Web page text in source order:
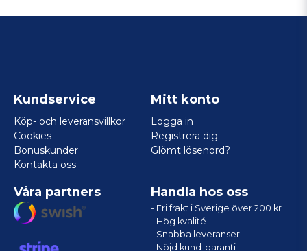
Kundservice
Köp- och leveransvillkor
Cookies
Bonuskunder
Kontakta oss
Mitt konto
Logga in
Registrera dig
Glömt lösenord?
Våra partners Handla hos oss
- Fri frakt i Sverige över 200 kr
- Hög kvalité
- Snabba leveranser
- Nöjd kund-garanti